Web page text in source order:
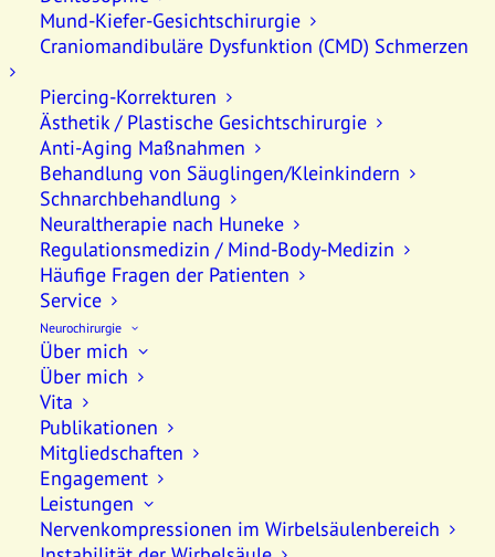
Mund-Kiefer-Gesichtschirurgie
Craniomandibuläre Dysfunktion (CMD) Schmerzen
Piercing-Korrekturen
Ästhetik / Plastische Gesichtschirurgie
Anti-Aging Maßnahmen
Behandlung von Säuglingen/Kleinkindern
Schnarchbehandlung
Neuraltherapie nach Huneke
Regulationsmedizin / Mind-Body-Medizin
Häufige Fragen der Patienten
Service
Neurochirurgie
Über mich
Über mich
Vita
Publikationen
Mitgliedschaften
Engagement
Leistungen
Nervenkompressionen im Wirbelsäulenbereich
your project
I would love to discuss how we can help you
with your project.
7th Avenue at 51st Street, New York City
Phone: +88 (0) 078 7104 2092
Fax: +88 (0) 078 7104 2093
info@yoursite.com